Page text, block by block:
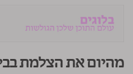
מהיום את הצלמת